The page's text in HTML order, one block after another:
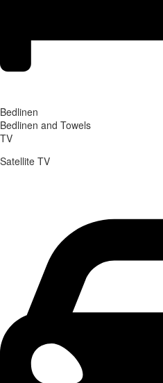
Bedlinen
Bedlinen and Towels
TV
Satellite TV